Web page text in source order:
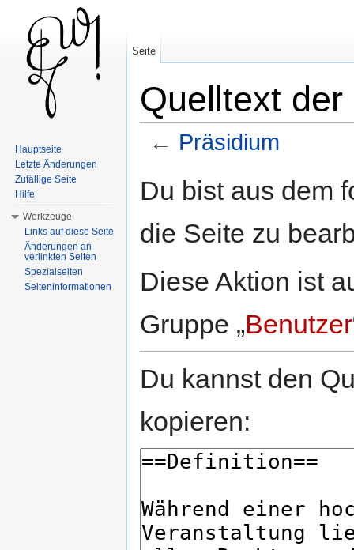
Quelltext
← Präsidium
Du bist aus dem
die Seite zu
Diese Aktion ist
Gruppe „Benutzer
Du kannst den
kopieren:
Seite
Hauptseite
Letzte Änderungen
Zufällige Seite
Hilfe
Werkzeuge
Links auf diese Seite
Änderungen an
verlinkten Seiten
Spezialseiten
Seiteninformationen